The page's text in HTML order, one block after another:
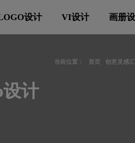
设计 VI设计 画册
当前位置： 首页
创意灵感汇
计